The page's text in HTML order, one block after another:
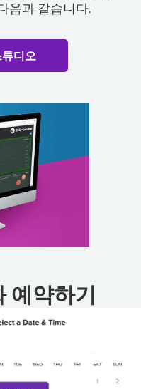
음과 같습니다.
디오
예약하기